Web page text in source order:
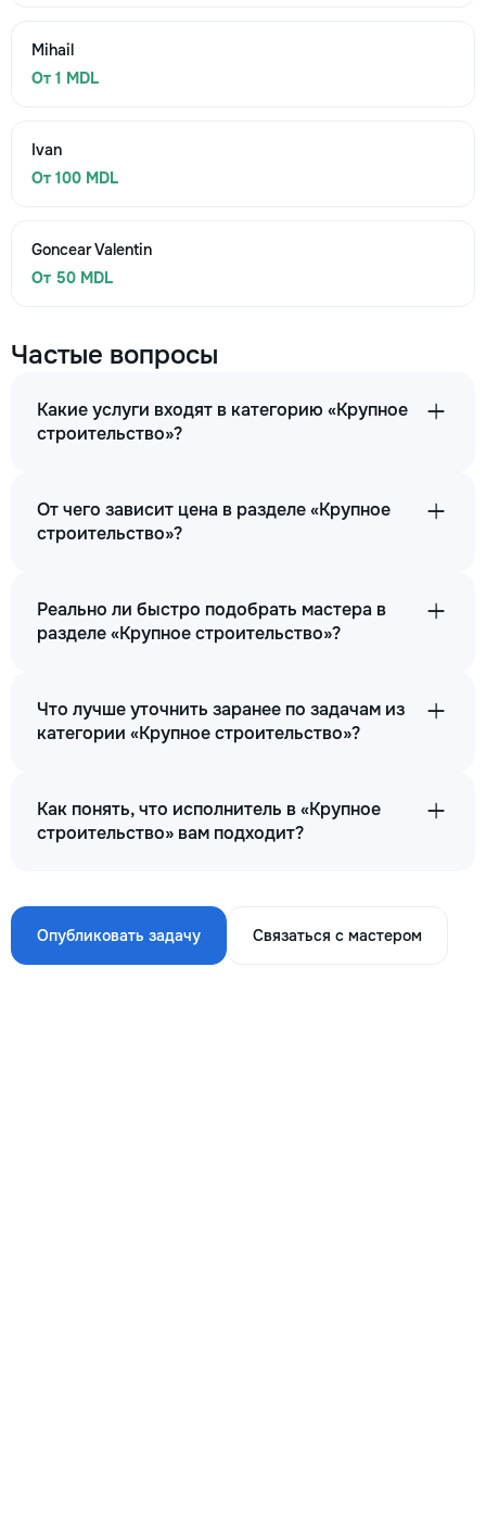
Mihail
От 1 MDL
Ivan
От 100 MDL
Goncear Valentin
От 50 MDL
Частые вопросы
Какие услуги входят в категорию «Крупное
строительство»?
От чего зависит цена в разделе «Крупное
строительство»?
Реально ли быстро подобрать мастера в
разделе «Крупное строительство»?
Что лучше уточнить заранее по задачам из
категории «Крупное строительство»?
Как понять, что исполнитель в «Крупное
строительство» вам подходит?
Опубликовать задачу Связаться с мастером